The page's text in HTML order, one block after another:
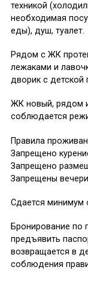
техникой
необходимая
еды), душ, туалет.
Рядом с ЖК
лежаками и
дворик с детской
ЖК новый, рядом
соблюдается
Правила
Запрещено
Запрещено
Запрещены
Сдается минимум
Бронирование по
предъявить
возвращается в
соблюдения